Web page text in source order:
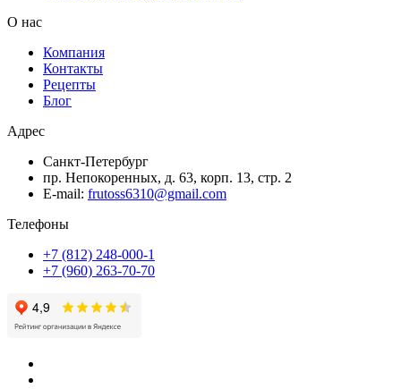
О нас
Компания
Контакты
Рецепты
Блог
Адрес
Санкт-Петербург
пр. Непокоренных, д. 63, корп. 13, стр. 2
E-mail: frutoss6310@gmail.com
Телефоны
+7 (812) 248-000-1
+7 (960) 263-70-70